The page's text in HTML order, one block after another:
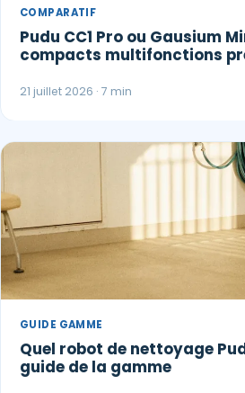
COMPARATIF
Pudu CC1 Pro ou Gausium
compacts multifonctions
21 juillet 2026 · 7 min
GUIDE GAMME
Quel robot de nettoyage
guide de la gamme